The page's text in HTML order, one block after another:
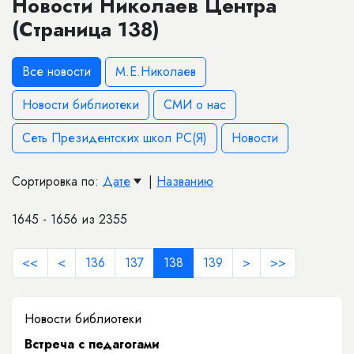
(Страница 138)
Все новости
М.Е.Николаев
Новости библиотеки
СМИ о нас
Сеть Президентских школ РС(Я)
Новости
Сортировка по: Дате | Названию
1645 - 1656 из 2355
<< < 136 137 138 139 > >>
Новости библиотеки
Встреча с педагогами